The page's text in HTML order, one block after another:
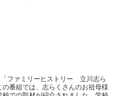
ファミリーヒストリー 立川志ら
番組では、志らくさんのお祖母様